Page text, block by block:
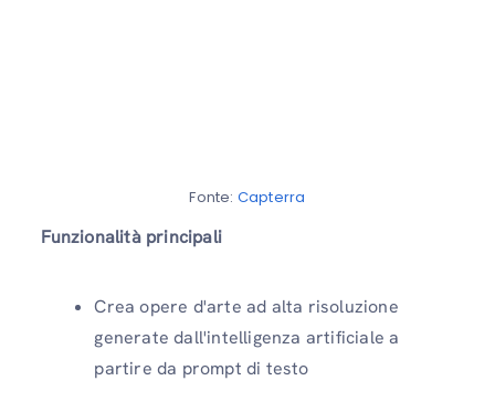
Fonte: Capterra
Funzionalità principali
Crea opere d'arte ad alta risoluzione
generate dall'intelligenza artificiale a
partire da prompt di testo